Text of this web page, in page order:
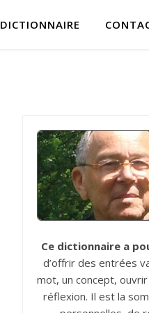
DICTIONNAIRE
Ce dictionnaire a
d’offrir des entrées
mot, un concept,
réflexion. Il est la